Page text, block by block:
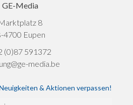
GE-Media
8
4700 Eupen
(0)87 591372
media.be
& Aktionen verpassen!